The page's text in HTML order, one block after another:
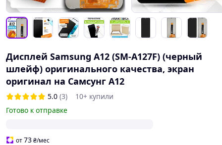
Дисплей Samsung A12 (SM-A127F) (черный
шлейф) оригинального качества, экран
оригинал на Самсунг А12
5.0 (3)
10+ купили
Готово к отправке
от73₴/мес